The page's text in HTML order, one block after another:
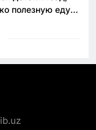
полезную еду.